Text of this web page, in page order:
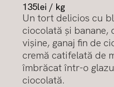
135lei / kg
Un tort delicios cu
ciocolată și banane,
vișine, ganaj fin de
cremă catifelată de
îmbrăcat într-o
ciocolată.